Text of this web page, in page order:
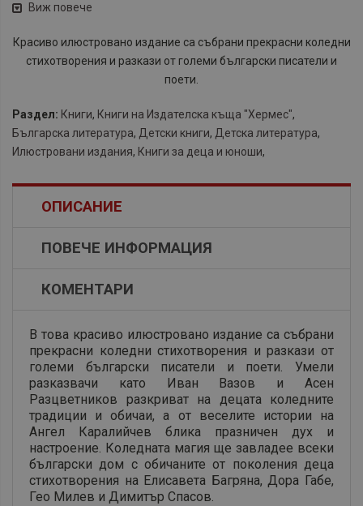
Виж повече
Красиво илюстровано издание са събрани прекрасни коледни
стихотворения и разкази от големи български писатели и
поети.
Раздел: Книги, Книги на Издателска къща "Хермес",
Българска литература, Детски книги, Детска литература,
Илюстровани издания, Книги за деца и юноши,
ОПИСАНИЕ
ПОВЕЧЕ ИНФОРМАЦИЯ
КОМЕНТАРИ
В това красиво илюстровано издание са събрани
прекрасни коледни стихотворения и разкази от
големи български писатели и поети. Умели
разказвачи като Иван Вазов и Асен
Разцветников разкриват на децата коледните
традиции и обичаи, а от веселите истории на
Ангел Каралийчев блика празничен дух и
настроение. Коледната магия ще завладее всеки
български дом с обичаните от поколения деца
стихотворения на Елисавета Багряна, Дора Габе,
Гео Милев и Димитър Спасов.